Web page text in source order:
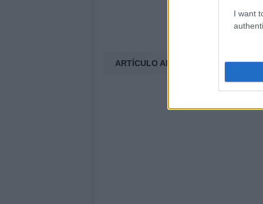
I want
ARTÍCULO ANTERIOR